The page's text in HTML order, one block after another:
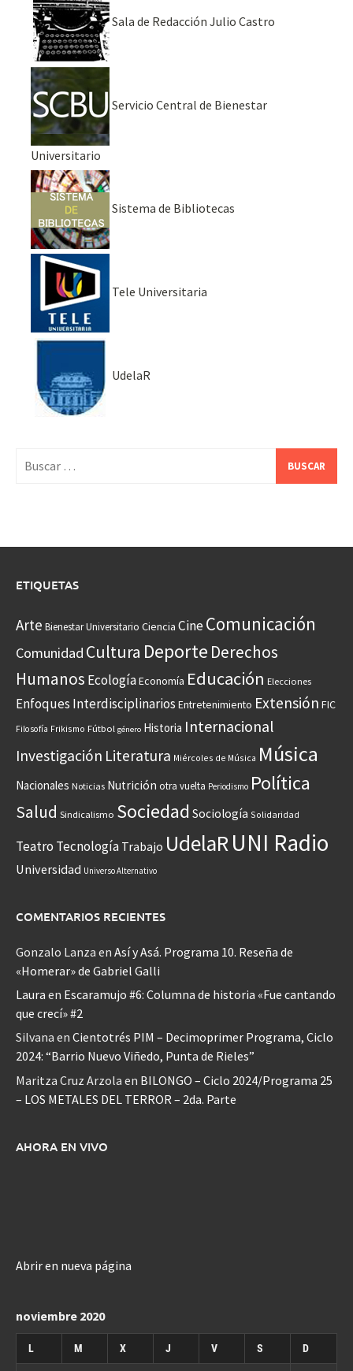
Sala de Redacción Julio Castro
Servicio Central de Bienestar
Universitario
Sistema de Bibliotecas
Tele Universitaria
UdelaR
ETIQUETAS
Arte Bienestar Universitario Ciencia CineComunicación
Comunidad Cultura Deporte Derechos
Humanos EcologíaEconomía Educación Elecciones
Enfoques Interdisciplinarios Entretenimiento Extensión FIC
Filosofía Frikismo Fútbol género Historia Internacional
Investigación Literatura Miércoles de Música Música
Nacionales Noticias Nutrición otra vuelta Periodismo Política
Salud Sindicalismo Sociedad Sociología Solidaridad
Teatro Tecnología Trabajo UdelaR UNI Radio
Universidad Universo Alternativo
COMENTARIOS RECIENTES
Gonzalo Lanza en Así y Asá. Programa 10. Reseña de
«Homerar» de Gabriel Galli
Laura en Escaramujo #6: Columna de historia «Fue cantando
que crecí» #2
Silvana en Cientotrés PIM – Decimoprimer Programa, Ciclo
2024: “Barrio Nuevo Viñedo, Punta de Rieles”
Maritza Cruz Arzola en BILONGO – Ciclo 2024/Programa 25
– LOS METALES DEL TERROR – 2da. Parte
AHORA EN VIVO
Abrir en nueva página
noviembre 2020
L M X J V S D